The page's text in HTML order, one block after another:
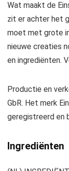
Wat maakt de
zit er achter het
moet met grote
nieuwe creaties
en ingrediënten.
Productie en
GbR. Het merk
geregistreerd en
Ingrediënten